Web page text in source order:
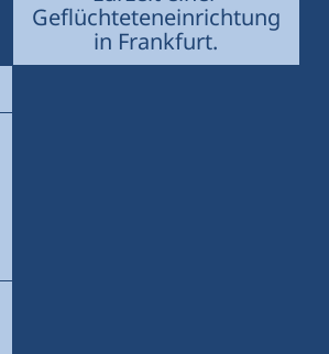
Geflüchteteneinrichtung
in Frankfurt.